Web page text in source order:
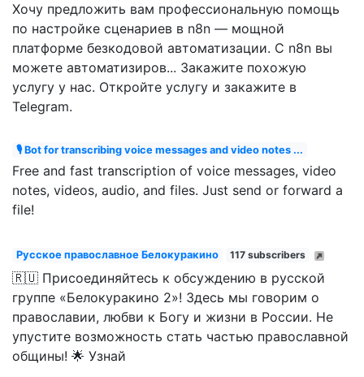
Хочу предложить вам профессиональную помощь
по настройке сценариев в n8n — мощной
платформе безкодовой автоматизации. С n8n вы
можете автоматизиров... Закажите похожую
услугу у нас. Откройте услугу и закажите в
Telegram.
🎙 Bot for transcribing voice messages and video notes ...
Free and fast transcription of voice messages, video
notes, videos, audio, and files. Just send or forward a
file!
Русское православное Белокуракино 117 subscribers
🇷🇺 Присоединяйтесь к обсуждению в русской
группе «Белокуракино 2»! Здесь мы говорим о
православии, любви к Богу и жизни в России. Не
упустите возможность стать частью православной
общины! 🌟 Узнай